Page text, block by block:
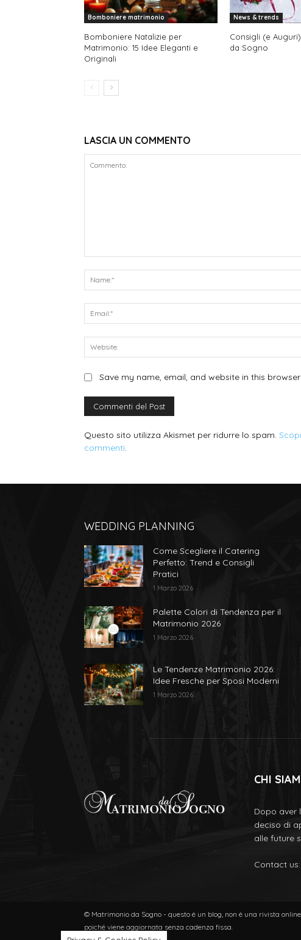
Bomboniere matrimonio
Bomboniere Natalizie per
Matrimonio: 15 Idee Eleganti e
Originali
News & trends
Consigli (e
da Sogno
LASCIA UN COMMENTO
Save my name, email, and website in this
Questo sito utilizza Akismet per ridurre lo spam.
commenti.
WEDDING PLANNING
Come Scegliere il Catering
Perfetto: Trend e Consigli
Pratici
1 Marzo 2026
Palette Colori di Tendenza per il
Matrimonio 2026
1 Marzo 2026
Le Tendenze Matrimonio 2026:
Idee Fresche per Sposi Moderni
1 Marzo 2026
CHI
Dopo aver
deciso di
alle future
Contact us:
© Matrimonio da Sogno - questo è un blog, non è una rivista
poiché viene aggiornata senza cadenza fissa.